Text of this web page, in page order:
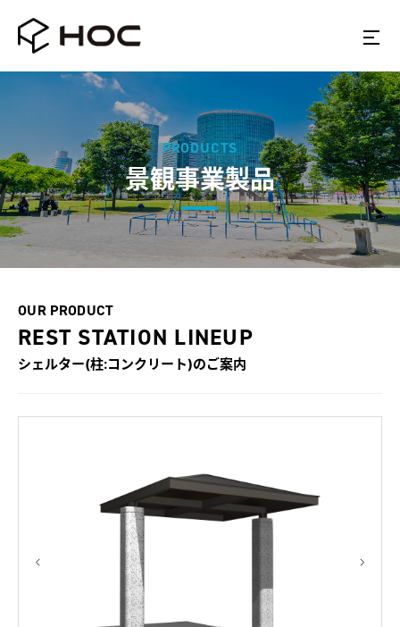
PRODUCTS
景観事業製品
OUR PRODUCT
REST STATION LINEUP
シェルター(柱:コンクリート)のご案内